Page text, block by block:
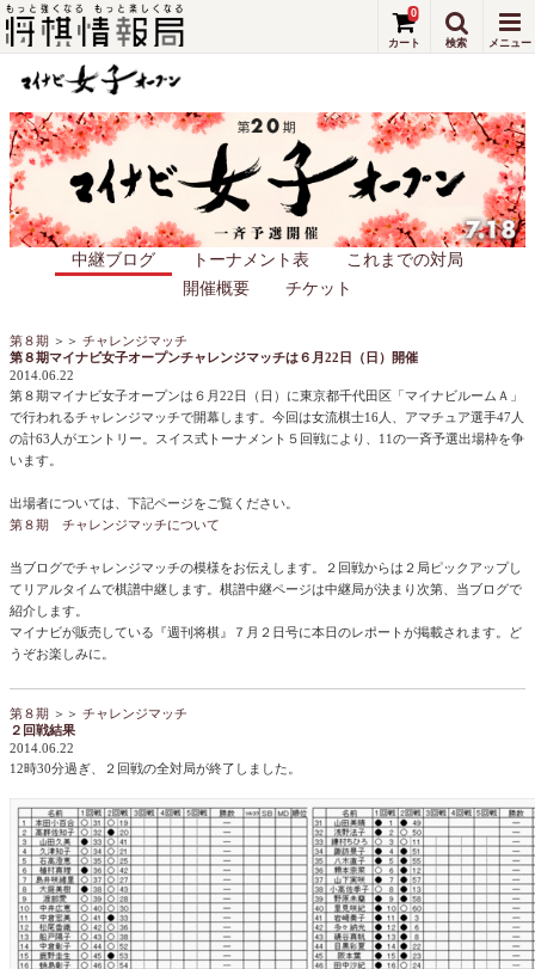
0
中継ブログ トーナメント表
これまでの対局
開催概要
チケット
第８期 ＞＞ チャレンジマッチ
第８期マイナビ女子オープンチャレンジマッチは６月22日（日）開催
2014.06.22
第８期マイナビ女子オープンは６月22日（日）に東京都千代田区「マイナビルームＡ」
で行われるチャレンジマッチで開幕します。今回は女流棋士16人、アマチュア選手47人
の計63人がエントリー。スイス式トーナメント５回戦により、11の一斉予選出場枠を争
います。
出場者については、下記ページをご覧ください。
第８期 チャレンジマッチについて
当ブログでチャレンジマッチの模様をお伝えします。２回戦からは２局ピックアップし
てリアルタイムで棋譜中継します。棋譜中継ページは中継局が決まり次第、当ブログで
紹介します。
マイナビが販売している『週刊将棋』７月２日号に本日のレポートが掲載されます。ど
うぞお楽しみに。
第８期 ＞＞ チャレンジマッチ
２回戦結果
2014.06.22
12時30分過ぎ、２回戦の全対局が終了しました。